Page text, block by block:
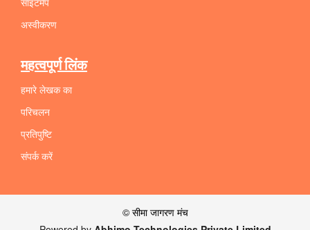
अस्वीकरण
महत्वपूर्ण लिंक
हमारे लेखक का
परिचलन
प्रतिपुष्टि
संपर्क करें
© सीमा जागरण मंच